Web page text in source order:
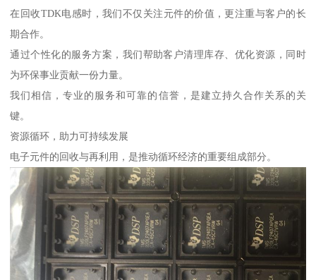
在回收TDK电感时，我们不仅关注元件的价值，更注重与客户的长
期合作。
通过个性化的服务方案，我们帮助客户清理库存、优化资源，同时
为环保事业贡献一份力量。
我们相信，专业的服务和可靠的信誉，是建立持久合作关系的关
键。
资源循环，助力可持续发展
电子元件的回收与再利用，是推动循环经济的重要组成部分。